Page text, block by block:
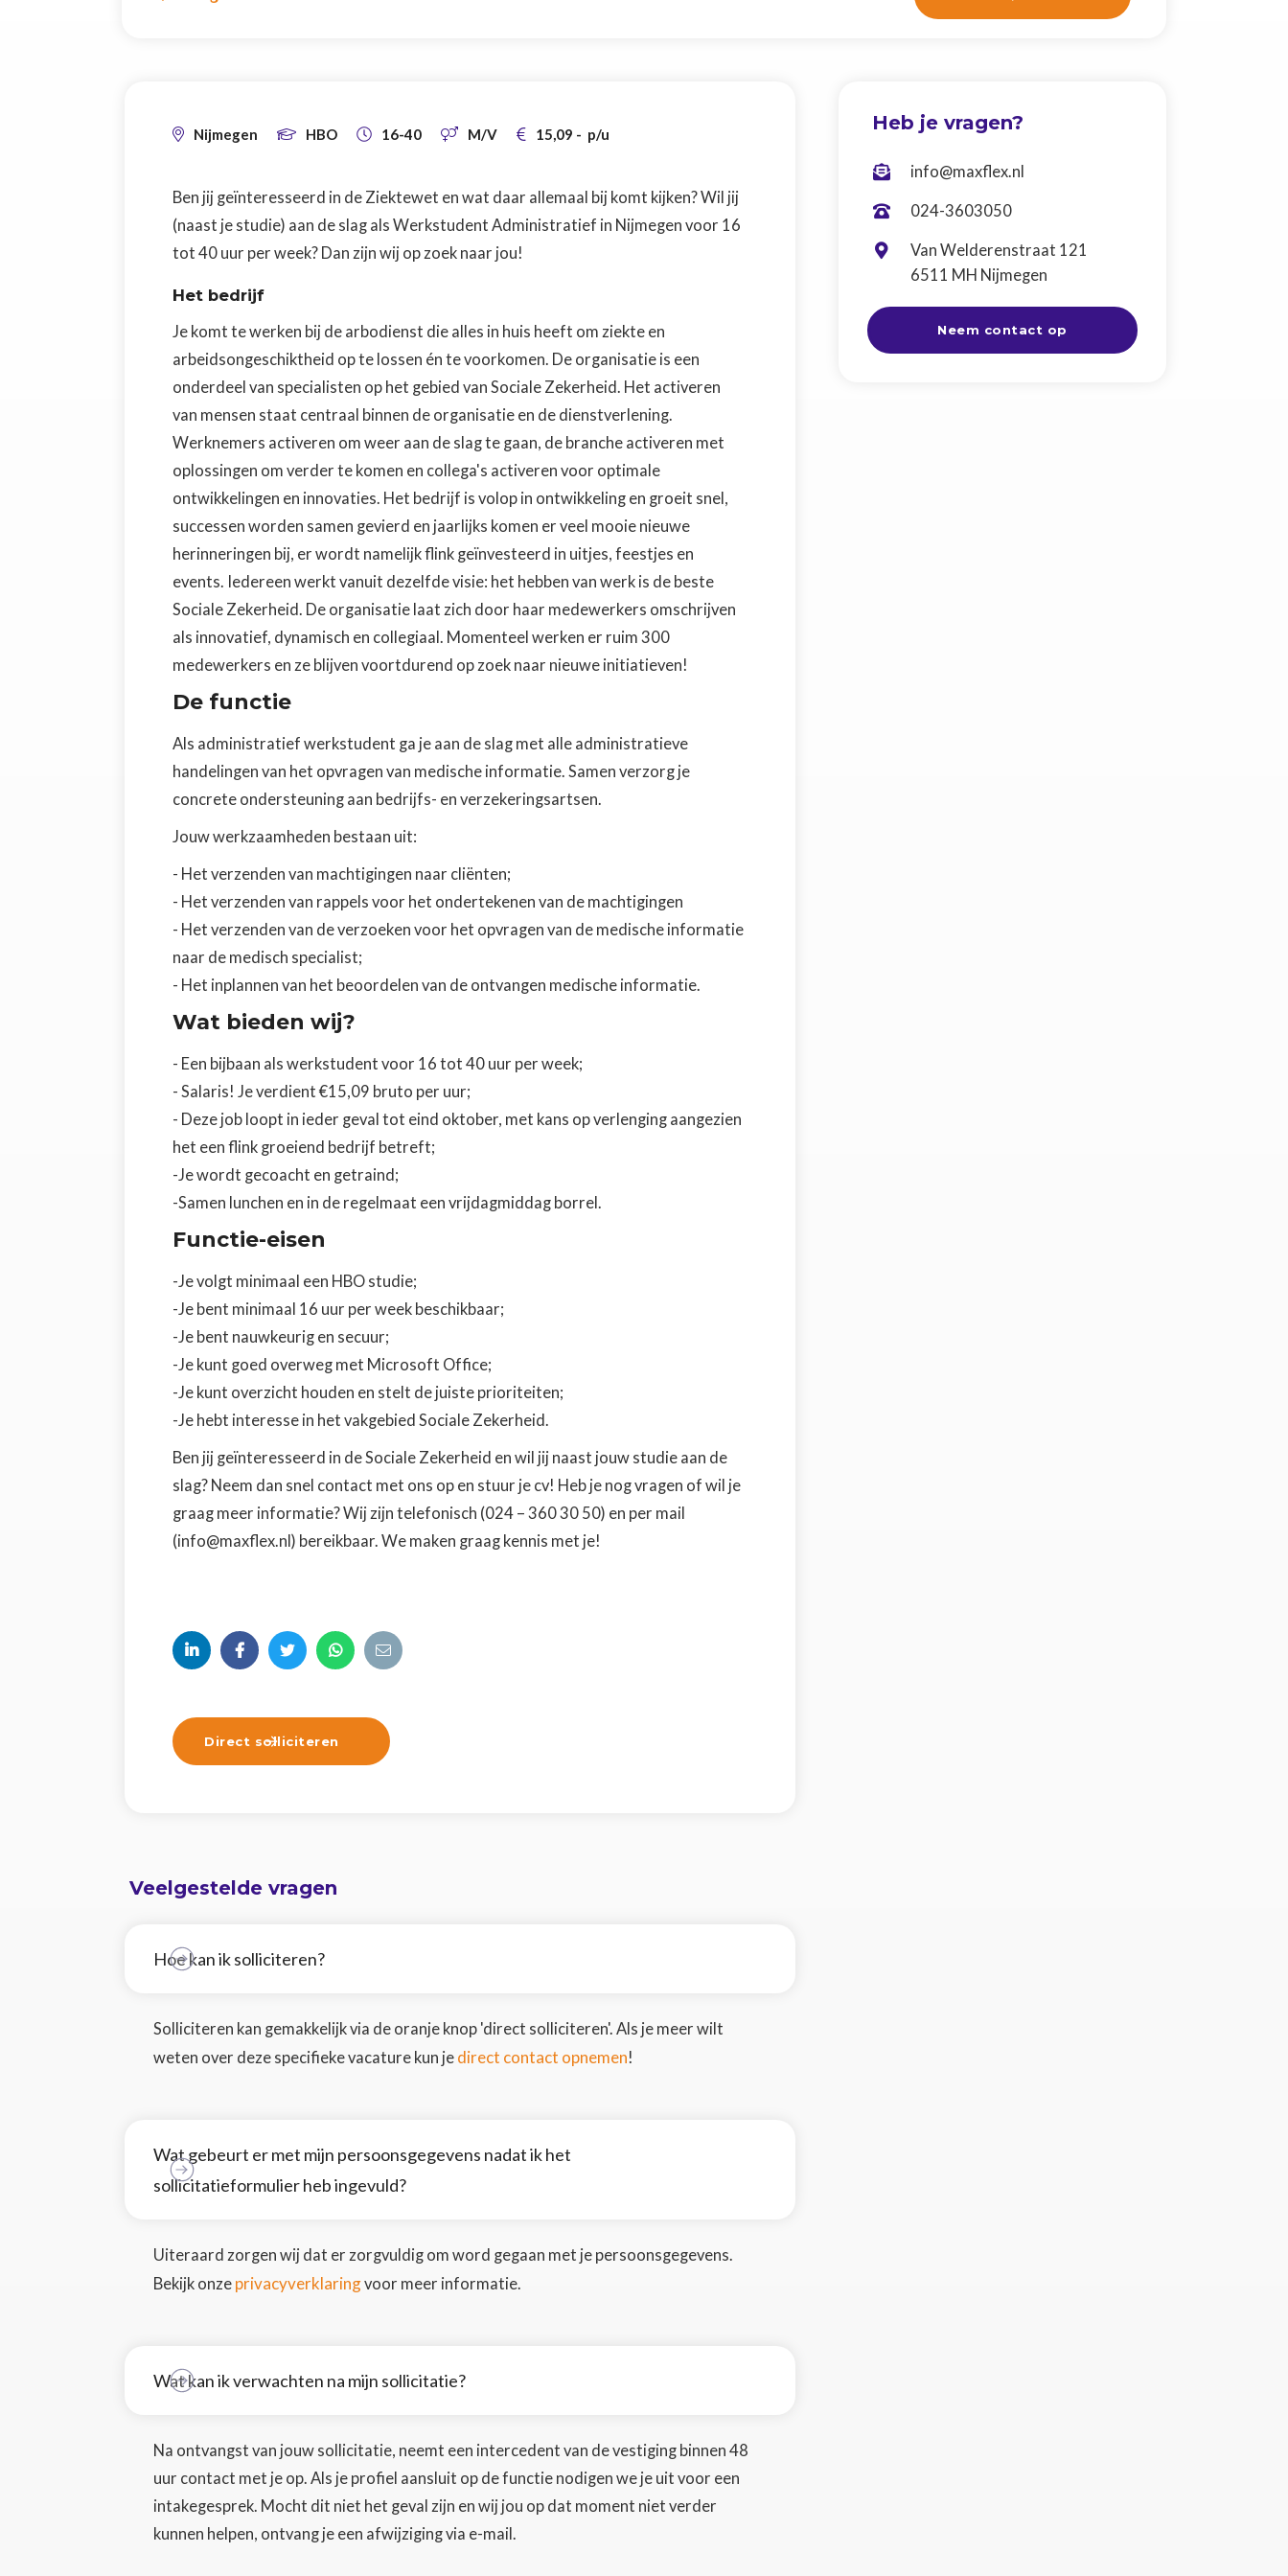
 Nijmegen  HBO  16-40  M/V  15,09 - p/u
Ben jij geïnteresseerd in de Ziektewet en wat daar allemaal bij komt kijken? Wil jij
(naast je studie) aan de slag als Werkstudent Administratief in Nijmegen voor 16
tot 40 uur per week? Dan zijn wij op zoek naar jou!
Het bedrijf
Je komt te werken bij de arbodienst die alles in huis heeft om ziekte en
arbeidsongeschiktheid op te lossen én te voorkomen. De organisatie is een
onderdeel van specialisten op het gebied van Sociale Zekerheid. Het activeren
van mensen staat centraal binnen de organisatie en de dienstverlening.
Werknemers activeren om weer aan de slag te gaan, de branche activeren met
oplossingen om verder te komen en collega's activeren voor optimale
ontwikkelingen en innovaties. Het bedrijf is volop in ontwikkeling en groeit snel,
successen worden samen gevierd en jaarlijks komen er veel mooie nieuwe
herinneringen bij, er wordt namelijk flink geïnvesteerd in uitjes, feestjes en
events. Iedereen werkt vanuit dezelfde visie: het hebben van werk is de beste
Sociale Zekerheid. De organisatie laat zich door haar medewerkers omschrijven
als innovatief, dynamisch en collegiaal. Momenteel werken er ruim 300
medewerkers en ze blijven voortdurend op zoek naar nieuwe initiatieven!
De functie
Als administratief werkstudent ga je aan de slag met alle administratieve
handelingen van het opvragen van medische informatie. Samen verzorg je
concrete ondersteuning aan bedrijfs- en verzekeringsartsen.
Jouw werkzaamheden bestaan uit:
- Het verzenden van machtigingen naar cliënten;
- Het verzenden van rappels voor het ondertekenen van de machtigingen
- Het verzenden van de verzoeken voor het opvragen van de medische informatie
naar de medisch specialist;
- Het inplannen van het beoordelen van de ontvangen medische informatie.
Wat bieden wij?
- Een bijbaan als werkstudent voor 16 tot 40 uur per week;
- Salaris! Je verdient €15,09 bruto per uur;
- Deze job loopt in ieder geval tot eind oktober, met kans op verlenging aangezien
het een flink groeiend bedrijf betreft;
-Je wordt gecoacht en getraind;
-Samen lunchen en in de regelmaat een vrijdagmiddag borrel.
‍Functie-eisen‍
-Je volgt minimaal een HBO studie;
-Je bent minimaal 16 uur per week beschikbaar;
-Je bent nauwkeurig en secuur;
-Je kunt goed overweg met Microsoft Office;
-Je kunt overzicht houden en stelt de juiste prioriteiten;
-Je hebt interesse in het vakgebied Sociale Zekerheid.
Ben jij geïnteresseerd in de Sociale Zekerheid en wil jij naast jouw studie aan de
slag? Neem dan snel contact met ons op en stuur je cv! Heb je nog vragen of wil je
graag meer informatie? Wij zijn telefonisch (024 – 360 30 50) en per mail
(info@maxflex.nl) bereikbaar. We maken graag kennis met je!
    
Direct solliciteren

Veelgestelde vragen
Hoe kan ik solliciteren?
Solliciteren kan gemakkelijk via de oranje knop 'direct solliciteren'. Als je meer wilt
weten over deze specifieke vacature kun je direct contact opnemen!
Wat gebeurt er met mijn persoonsgegevens nadat ik het
sollicitatieformulier heb ingevuld?
Uiteraard zorgen wij dat er zorgvuldig om word gegaan met je persoonsgegevens.
Bekijk onze privacyverklaringvoor meer informatie.
Wat kan ik verwachten na mijn sollicitatie?
Na ontvangst van jouw sollicitatie, neemt een intercedent van de vestiging binnen 48
uur contact met je op. Als je profiel aansluit op de functie nodigen we je uit voor een
intakegesprek. Mocht dit niet het geval zijn en wij jou op dat moment niet verder
kunnen helpen, ontvang je een afwijziging via e-mail.
Heb je vragen?
 info@maxflex.nl
 024-3603050

Van Welderenstraat 121
6511 MH Nijmegen
Neem contact op